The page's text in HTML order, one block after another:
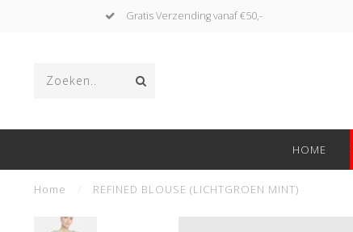
Gratis Verzending vanaf €50,-
HOME
Home REFINED BLOUSE (LICHTGROEN MINT)